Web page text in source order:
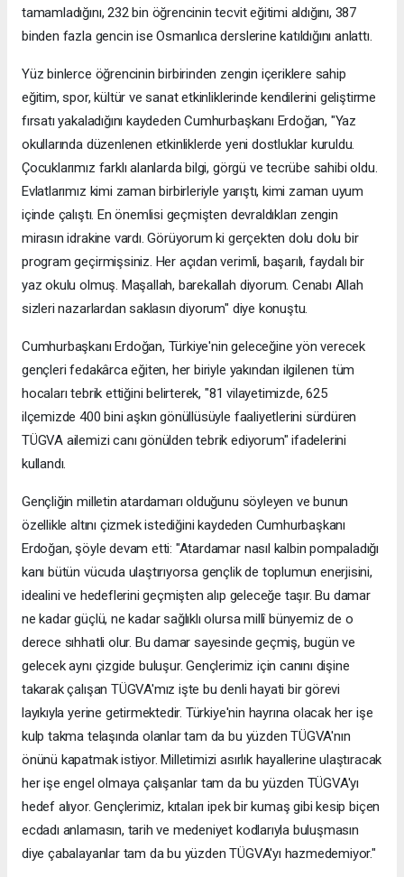
tamamladığını, 232 bin öğrencinin tecvit eğitimi aldığını, 387
binden fazla gencin ise Osmanlıca derslerine katıldığını anlattı.
Yüz binlerce öğrencinin birbirinden zengin içeriklere sahip
eğitim, spor, kültür ve sanat etkinliklerinde kendilerini geliştirme
fırsatı yakaladığını kaydeden Cumhurbaşkanı Erdoğan, "Yaz
okullarında düzenlenen etkinliklerde yeni dostluklar kuruldu.
Çocuklarımız farklı alanlarda bilgi, görgü ve tecrübe sahibi oldu.
Evlatlarımız kimi zaman birbirleriyle yarıştı, kimi zaman uyum
içinde çalıştı. En önemlisi geçmişten devraldıkları zengin
mirasın idrakine vardı. Görüyorum ki gerçekten dolu dolu bir
program geçirmişsiniz. Her açıdan verimli, başarılı, faydalı bir
yaz okulu olmuş. Maşallah, barekallah diyorum. Cenabı Allah
sizleri nazarlardan saklasın diyorum" diye konuştu.
Cumhurbaşkanı Erdoğan, Türkiye'nin geleceğine yön verecek
gençleri fedakârca eğiten, her biriyle yakından ilgilenen tüm
hocaları tebrik ettiğini belirterek, "81 vilayetimizde, 625
ilçemizde 400 bini aşkın gönüllüsüyle faaliyetlerini sürdüren
TÜGVA ailemizi canı gönülden tebrik ediyorum" ifadelerini
kullandı.
Gençliğin milletin atardamarı olduğunu söyleyen ve bunun
özellikle altını çizmek istediğini kaydeden Cumhurbaşkanı
Erdoğan, şöyle devam etti: "Atardamar nasıl kalbin pompaladığı
kanı bütün vücuda ulaştırıyorsa gençlik de toplumun enerjisini,
idealini ve hedeflerini geçmişten alıp geleceğe taşır. Bu damar
ne kadar güçlü, ne kadar sağlıklı olursa millî bünyemiz de o
derece sıhhatli olur. Bu damar sayesinde geçmiş, bugün ve
gelecek aynı çizgide buluşur. Gençlerimiz için canını dişine
takarak çalışan TÜGVA'mız işte bu denli hayati bir görevi
layıkıyla yerine getirmektedir. Türkiye'nin hayrına olacak her işe
kulp takma telaşında olanlar tam da bu yüzden TÜGVA'nın
önünü kapatmak istiyor. Milletimizi asırlık hayallerine ulaştıracak
her işe engel olmaya çalışanlar tam da bu yüzden TÜGVA'yı
hedef alıyor. Gençlerimiz, kıtaları ipek bir kumaş gibi kesip biçen
ecdadı anlamasın, tarih ve medeniyet kodlarıyla buluşmasın
diye çabalayanlar tam da bu yüzden TÜGVA'yı hazmedemiyor."